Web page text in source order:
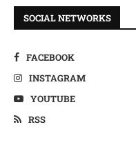
SOCIAL NETWORKS
FACEBOOK
INSTAGRAM
YOUTUBE
RSS